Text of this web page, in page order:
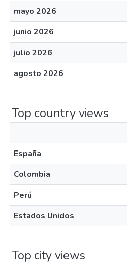
mayo 2026
junio 2026
julio 2026
agosto 2026
Top country views
España
Colombia
Perú
Estados Unidos
Top city views